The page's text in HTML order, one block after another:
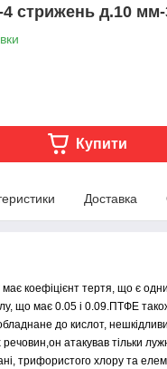
стрижень д.10
Купити
Доставка
має коефіцієнт тертя, що є
що має 0.05 і 0.09.ПТФЕ
до кислот,
речовин,он атакував тільки
трифористого хлору та